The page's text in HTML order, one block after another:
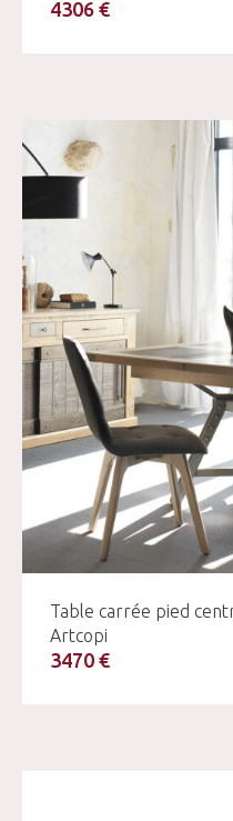
4306 €
Table carrée pied
Artcopi
3470 €